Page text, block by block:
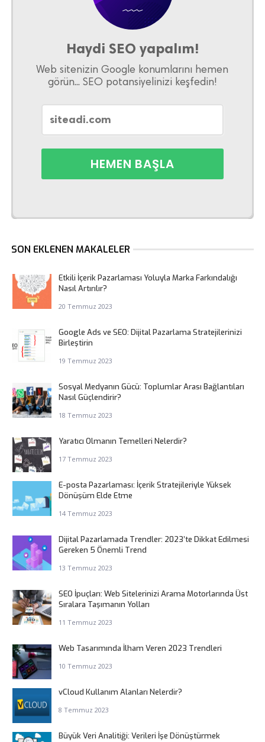
Haydi SEO yapalım!
Web sitenizin Google konumlarını hemen
görün... SEO potansiyelinizi keşfedin!
SON EKLENEN MAKALELER
Etkili İçerik Pazarlaması Yoluyla Marka Farkındalığı
Nasıl Artırılır?
20 Temmuz 2023
Google Ads ve SEO: Dijital Pazarlama Stratejilerinizi
Birleştirin
19 Temmuz 2023
Sosyal Medyanın Gücü: Toplumlar Arası Bağlantıları
Nasıl Güçlendirir?
18 Temmuz 2023
Yaratıcı Olmanın Temelleri Nelerdir?
17 Temmuz 2023
E-posta Pazarlaması: İçerik Stratejileriyle Yüksek
Dönüşüm Elde Etme
14 Temmuz 2023
Dijital Pazarlamada Trendler: 2023’te Dikkat Edilmesi
Gereken 5 Önemli Trend
13 Temmuz 2023
SEO İpuçları: Web Sitelerinizi Arama Motorlarında Üst
Sıralara Taşımanın Yolları
11 Temmuz 2023
Web Tasarımında İlham Veren 2023 Trendleri
10 Temmuz 2023
vCloud Kullanım Alanları Nelerdir?
8 Temmuz 2023
Büyük Veri Analitiği: Verileri İşe Dönüştürmek